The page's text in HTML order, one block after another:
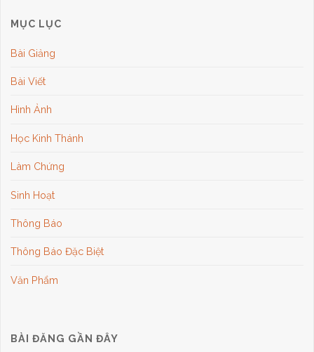
MỤC LỤC
Bài Giảng
Bài Viết
Hình Ảnh
Học Kinh Thánh
Làm Chứng
Sinh Hoạt
Thông Báo
Thông Báo Đặc Biệt
Văn Phẩm
BÀI ĐĂNG GẦN ĐÂY